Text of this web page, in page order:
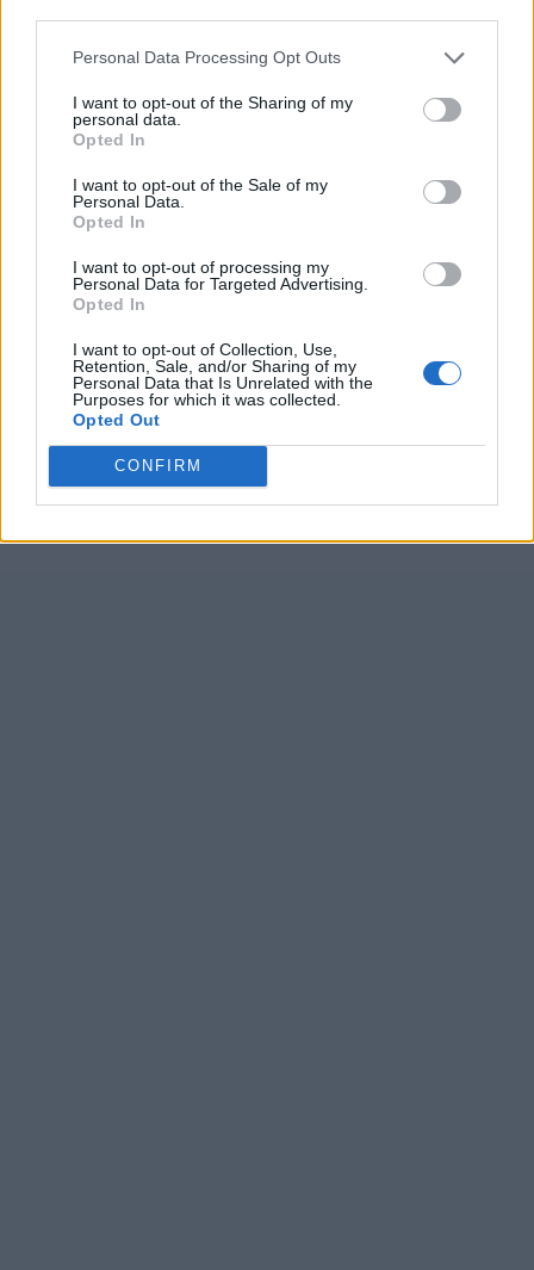
Personal Data Processing Opt Outs
I want to opt-out of the Sharing of my
personal data.
Opted In
I want to opt-out of the Sale of my
Personal Data.
Opted In
I want to opt-out of processing my
Personal Data for Targeted Advertising.
Opted In
I want to opt-out of Collection, Use,
Retention, Sale, and/or Sharing of my
Personal Data that Is Unrelated with the
Purposes for which it was collected.
Opted Out
CONFIRM